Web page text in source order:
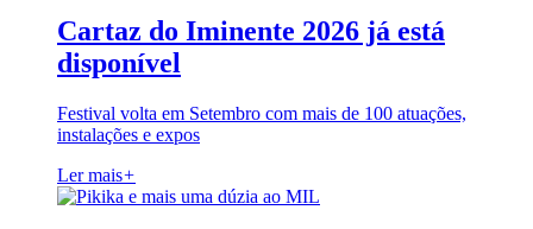
Cartaz do Iminente 2026 já está
disponível
Festival volta em Setembro com mais de 100 atuações,
instalações e expos
Ler mais+